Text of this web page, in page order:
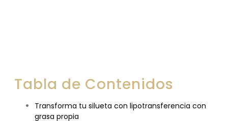
Tabla de Contenidos
Transforma tu silueta con lipotransferencia con
grasa propia